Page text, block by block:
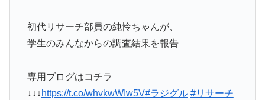
初代リサーチ部員の純怜ちゃんが、
学生のみんなからの調査結果を報告
専用ブログはコチラ
↓↓↓ https://t.co/whvkwWIw5V#ラジグル #リサーチ